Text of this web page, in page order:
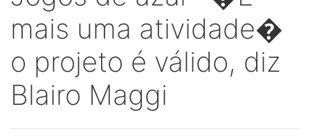
mais uma atividade�
o projeto é válido, diz
Blairo Maggi